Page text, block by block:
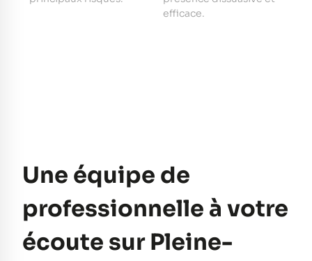
efficace.
Une équipe de
professionnelle à votre
écoute sur Pleine-